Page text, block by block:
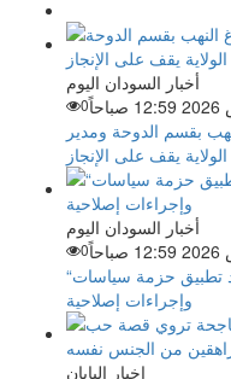
أخبار السودان اليوم
0
بقسم الدوحة ومدير
يقف على الإنجاز
أخبار السودان اليوم
0
“المالية” تحقق زيادة في الإيرادات بعد تطبيق حزمة سياسات
وإجراءات إصلاحية
اخبار اليابان